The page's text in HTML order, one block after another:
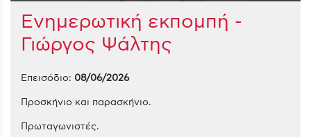
Ενημερωτική εκπομπή -
Γιώργος Ψάλτης
Επεισόδιο: 08/06/2026
Προσκήνιο και παρασκήνιο.
Πρωταγωνιστές.